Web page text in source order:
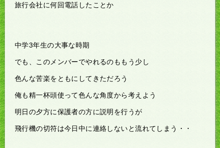
旅行会社に何回電話したことか
中学3年生の大事な時期
でも、このメンバーでやれるのももう少し
色んな苦楽をともにしてきただろう
俺も精一杯頭使って色んな角度から考えよう
明日の夕方に保護者の方に説明を行うが
飛行機の切符は今日中に連絡しないと流れてしまう・・